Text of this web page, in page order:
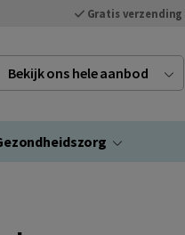
Gratis verzending
Bekijk ons hele aanbod